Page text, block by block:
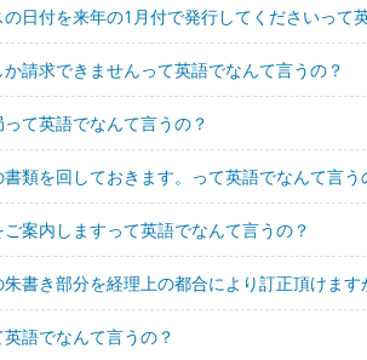
日付を来年の1月付で発行してくださいって
か請求できませんって英語でなんて言うの？
て英語でなんて言うの？
類を回しておきます。って英語でなんて言う
案内しますって英語でなんて言うの？
書き部分を経理上の都合により訂正頂けま
語でなんて言うの？